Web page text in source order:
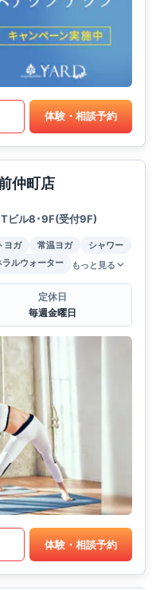
体験・相談予約
仲町店
ビル8･9F(受付9F)
ヨガ 常温ヨガ
シャワー
ラルウォーター もっと見る
定休日
毎週金曜日
体験・相談予約